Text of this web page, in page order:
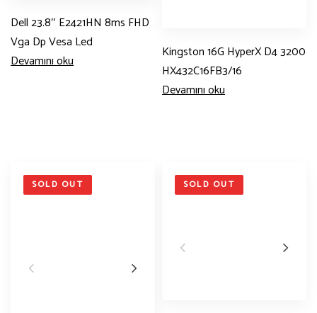
Dell 23.8″ E2421HN 8ms FHD
Vga Dp Vesa Led
Devamını oku
Kingston 16G HyperX D4 3200
HX432C16FB3/16
Devamını oku
SOLD OUT SOLD OUT